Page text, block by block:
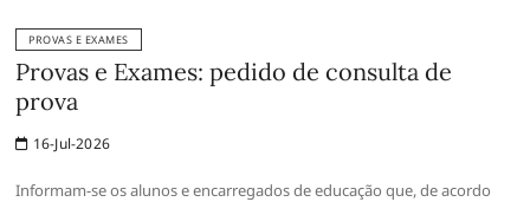
PROVAS E EXAMES
Provas e Exames: pedido de consulta de
prova
16-Jul-2026
Informam-se os alunos e encarregados de educação que, de acordo